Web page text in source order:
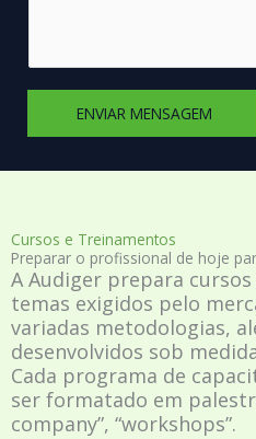
p
r
s
a
g
e
*
ENVIAR MENSAGEM
Cursos e Treinamentos
Preparar o profissional de hoje
A Audiger prepara
temas exigidos pelo
variadas metodologias,
desenvolvidos sob
Cada programa de
ser formatado em
company”, “workshops”.